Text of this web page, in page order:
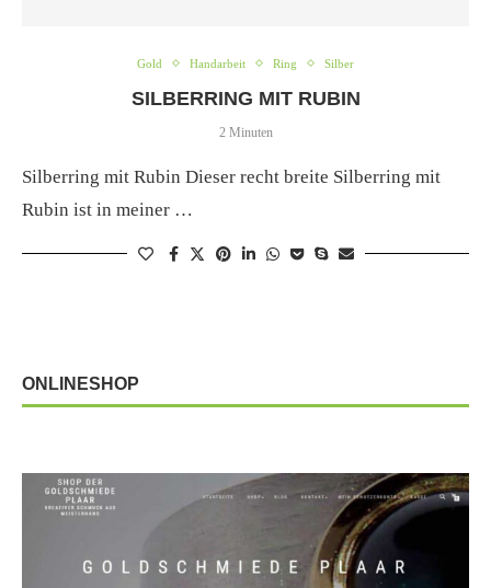
Gold Handarbeit Ring Silber
SILBERRING MIT RUBIN
2 Minuten
Silberring mit Rubin Dieser recht breite Silberring mit
Rubin ist in meiner …
ONLINESHOP